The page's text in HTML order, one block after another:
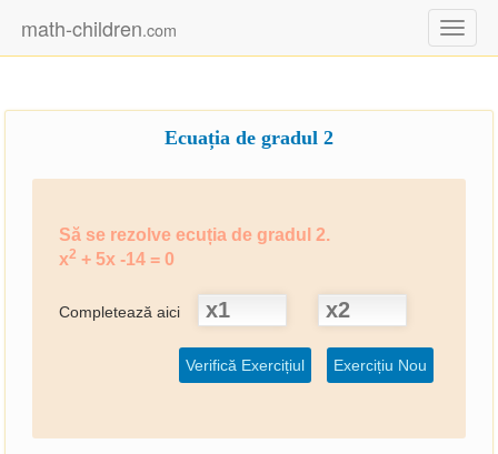
Toggle
math-children.com
Ecuația de gradul 2
Să se rezolve ecuția de gradul 2.
x2 + 5x -14 = 0
Completează aici
Verifică Exercițiul